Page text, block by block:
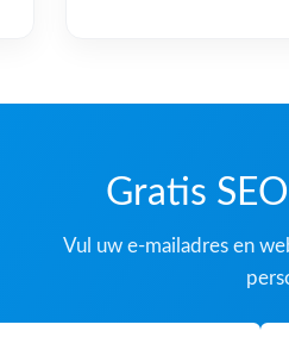
Gratis
Vul uw e-mailadres en